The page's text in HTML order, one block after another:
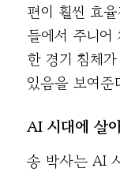
편이 훨씬 효
들에서 주니
한 경기 침체
있음을 보여준
AI 시대에 살
송 박사는 AI